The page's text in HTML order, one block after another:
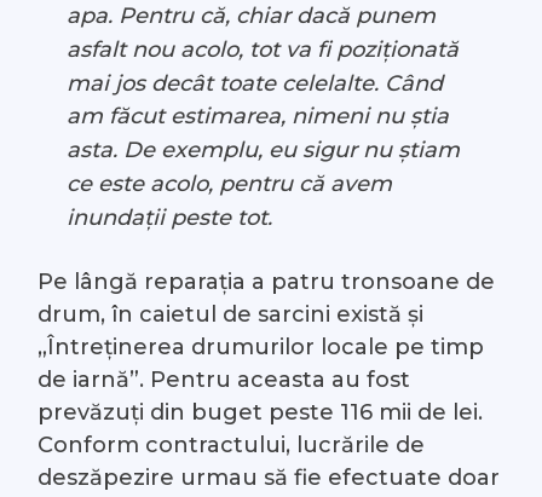
apa. Pentru că, chiar dacă punem
asfalt nou acolo, tot va fi poziționată
mai jos decât toate celelalte. Când
am făcut estimarea, nimeni nu știa
asta. De exemplu, eu sigur nu știam
ce este acolo, pentru că avem
inundații peste tot.
Pe lângă reparația a patru tronsoane de
drum, în caietul de sarcini există și
„Întreținerea drumurilor locale pe timp
de iarnă”. Pentru aceasta au fost
prevăzuți din buget peste 116 mii de lei.
Conform contractului, lucrările de
deszăpezire urmau să fie efectuate doar